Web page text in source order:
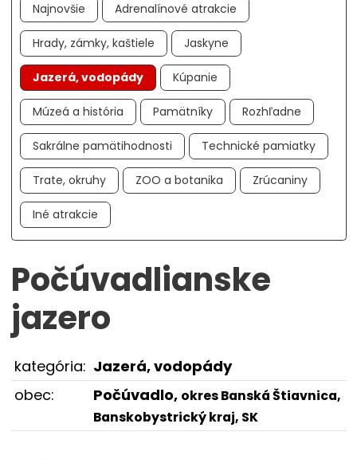
Najnovšie Adrenalínové atrakcie
Hrady, zámky, kaštiele Jaskyne
Jazerá, vodopády Kúpanie
Múzeá a história Pamätníky Rozhľadne
Sakrálne pamätihodnosti Technické pamiatky
Trate, okruhy ZOO a botanika Zrúcaniny
Iné atrakcie
Počúvadlianske
jazero
kategória: Jazerá, vodopády
obec:
Počúvadlo, okres Banská Štiavnica,
Banskobystrický kraj, SK